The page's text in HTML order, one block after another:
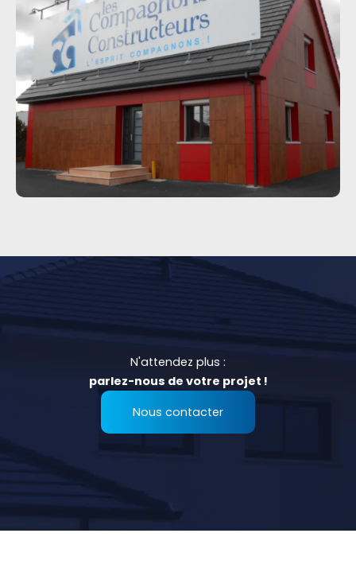
N'attendez plus :
parlez-nous de votre projet !
Nous contacter